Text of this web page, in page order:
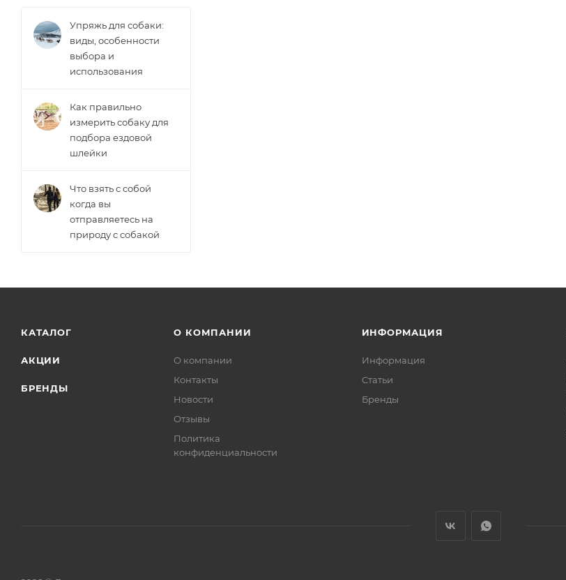
Упряжь для собаки:
виды, особенности
выбора и
использования
Как правильно
измерить собаку для
подбора ездовой
шлейки
Что взять с собой
когда вы
отправляетесь на
природу с собакой
КАТАЛОГ
АКЦИИ
БРЕНДЫ
О КОМПАНИИ
О компании
Контакты
Новости
Отзывы
Политика
конфиденциальности
ИНФОРМАЦИЯ
Информация
Статьи
Бренды